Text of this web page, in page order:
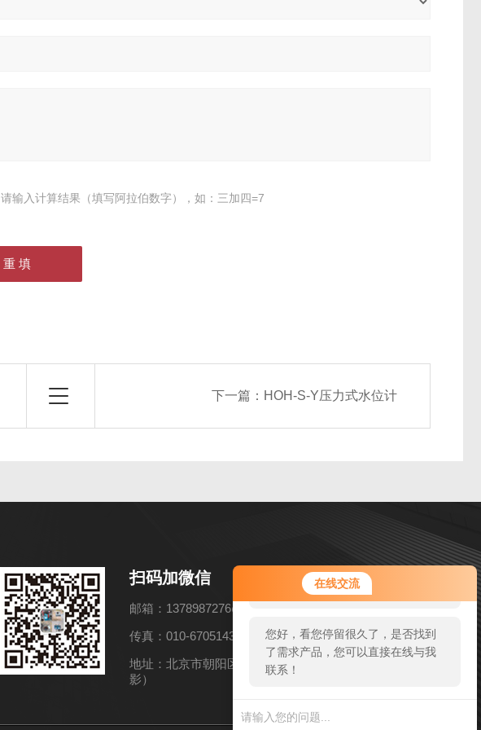
在线交流
您好！欢迎前来咨询，很高兴为您
服务，请问您要咨询什么问题呢？
您好，看您停留很久了，是否找到
了需求产品，您可以直接在线与我
联系！
请输入计算结果（填写阿拉伯数字），如：三加四=7
下一篇： HOH-S-Y压力式水位计
扫码加微信
邮箱：1378987276@qq.com
传真：010-67051434
地址：北京市朝阳区高碑店乡北花园村6号（近韩国慕色摄
影）